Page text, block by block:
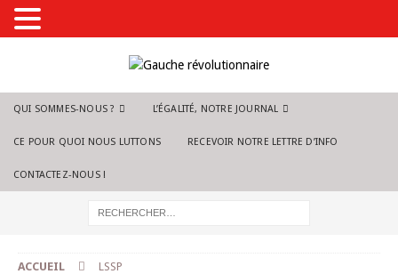
QUI SOMMES-NOUS ? L’ÉGALITÉ, NOTRE JOURNAL
CE POUR QUOI NOUS LUTTONS RECEVOIR NOTRE LETTRE D’INFO
CONTACTEZ-NOUS !
ACCUEIL LSSP